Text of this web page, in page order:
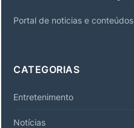
Portal de noticias e conteúdos
CATEGORIAS
Entretenimento
Notícias